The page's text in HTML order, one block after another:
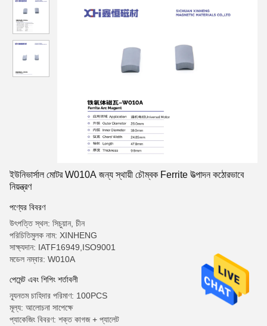
ইউনিভার্সাল মোটর W010A জন্য স্থায়ী চৌম্বক Ferrite উত্পাদন কঠোরভাবে
নিয়ন্ত্রণ
পণ্যের বিবরণ
উৎপত্তি স্থল: সিচুয়ান, চীন
পরিচিতিমুলক নাম: XINHENG
সাক্ষ্যদান: IATF16949,ISO9001
মডেল নম্বার: W010A
পেমেন্ট এবং শিপিং শর্তাবলী
ন্যূনতম চাহিদার পরিমাণ: 100PCS
মূল্য: আলোচনা সাপেক্ষে
প্যাকেজিং বিবরণ: শক্ত কাগজ + প্যালেট